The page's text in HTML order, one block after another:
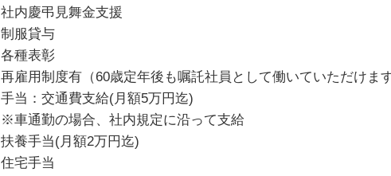
社内慶弔見舞金支援
制服貸与
各種表彰
再雇用制度有（60歳定年後も嘱託社員として働いていただけま
手当：交通費支給(月額5万円迄)
※車通勤の場合、社内規定に沿って支給
扶養手当(月額2万円迄)
住宅手当